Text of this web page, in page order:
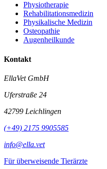
Physiotherapie
Rehabilitationsmedizin
Physikalische Medizin
Osteopathie
Augenheilkunde
Kontakt
EllaVet GmbH
Uferstraße 24
42799 Leichlingen
(+49) 2175 9905585
info@ella.vet
Für überweisende Tierärzte